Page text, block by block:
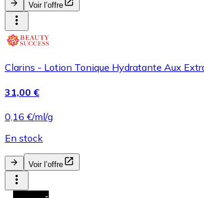
Voir l’offre
Clarins - Lotion Tonique Hydratante Aux
31,00 €
0,16 €/ml/g
En stock
Voir l’offre